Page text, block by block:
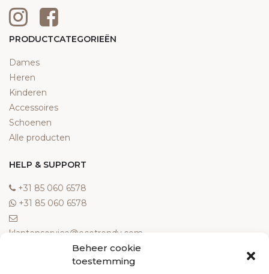
Beheer cookie
toestemming
PRODUCTCATEGORIEËN
Dames
Heren
Kinderen
Accessoires
Schoenen
Alle producten
HELP & SUPPORT
‎+31 85 060 6578
‎+31 85 060 6578
klantenservice@ecotrendy.com